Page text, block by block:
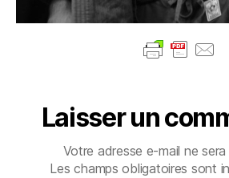
Laisser un
Votre adresse e-mail ne sera
Les champs obligatoires sont